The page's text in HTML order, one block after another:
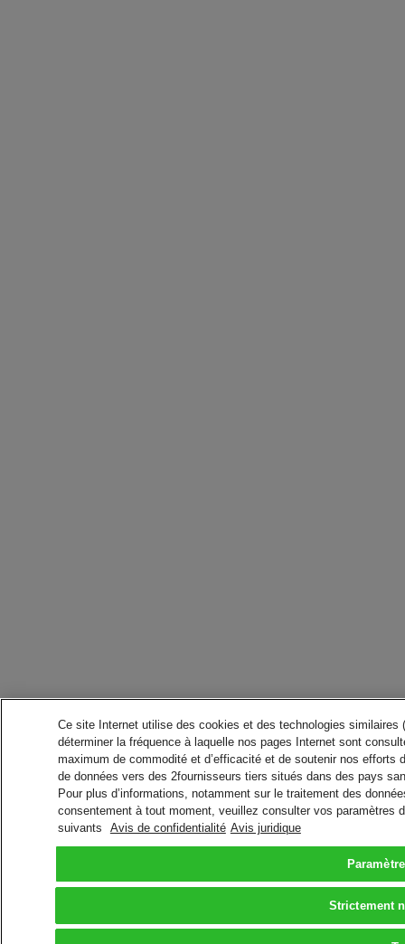
Ce site Internet utilise des cookies et des technologies
déterminer la fréquence à laquelle nos pages Internet sont
maximum de commodité et d’efficacité et de soutenir nos
de données vers des 2fournisseurs tiers situés dans des pays
Pour plus d’informations, notamment sur le traitement des
consentement à tout moment, veuillez consulter vos paramètres
suivants
Avis de confidentialité Avis juridique
Strictement